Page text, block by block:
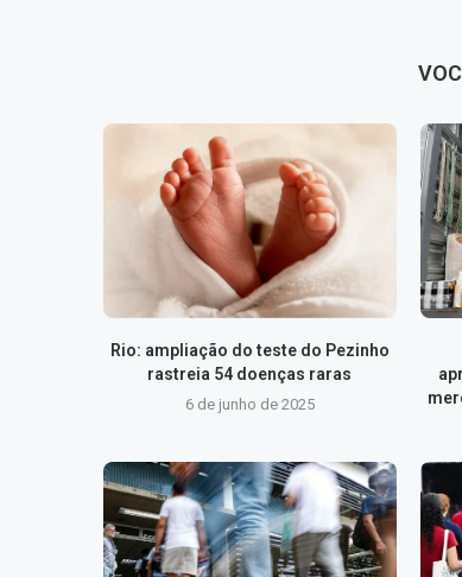
Rio: ampliação do teste do Pezinho
rastreia 54 doenças raras
6 de junho de 2025